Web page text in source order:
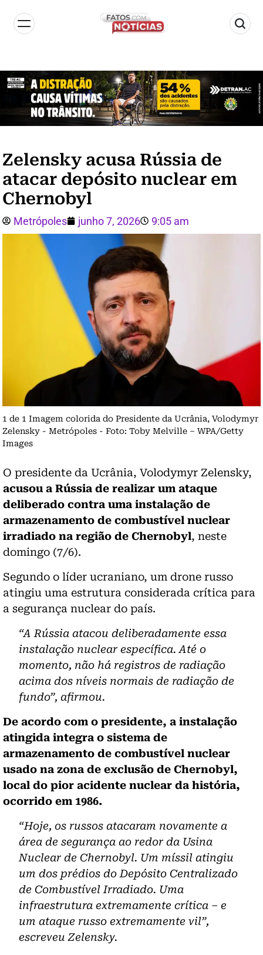
Zelensky acusa Rússia de
atacar depósito nuclear em
Chernobyl
Metrópoles junho 7, 2026 9:05 am
1 de 1 Imagem colorida do Presidente da Ucrânia, Volodymyr
Zelensky - Metrópoles - Foto: Toby Melville – WPA/Getty
Images
O presidente da Ucrânia, Volodymyr Zelensky,
acusou a Rússia de realizar um ataque
deliberado contra uma instalação de
armazenamento de combustível nuclear
irradiado na região de Chernobyl, neste
domingo (7/6).
Segundo o líder ucraniano, um drone russo
atingiu uma estrutura considerada crítica para
a segurança nuclear do país.
“A Rússia atacou deliberadamente essa
instalação nuclear específica. Até o
momento, não há registros de radiação
acima dos níveis normais de radiação de
fundo”, afirmou.
De acordo com o presidente, a instalação
atingida integra o sistema de
armazenamento de combustível nuclear
usado na zona de exclusão de Chernobyl,
local do pior acidente nuclear da história,
ocorrido em 1986.
“Hoje, os russos atacaram novamente a
área de segurança ao redor da Usina
Nuclear de Chernobyl. Um míssil atingiu
um dos prédios do Depósito Centralizado
de Combustível Irradiado. Uma
infraestrutura extremamente crítica – e
um ataque russo extremamente vil”,
escreveu Zelensky.